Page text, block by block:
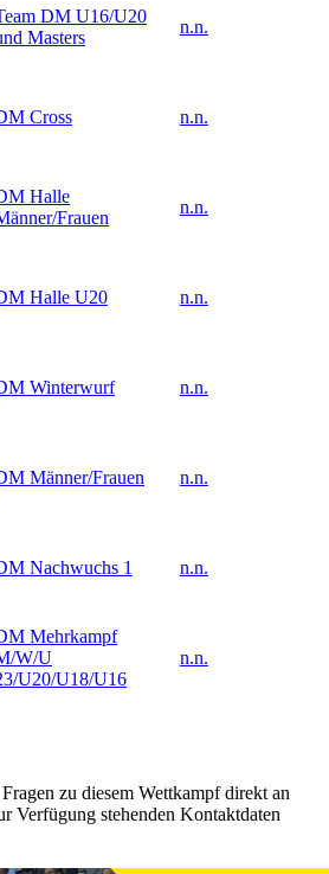
DM U16/U20
Masters
n.n.
Cross n.n.
Halle
Frauen
n.n.
Halle U20 n.n.
Winterwurf n.n.
Männer/Frauen n.n.
Nachwuchs 1 n.n.
Mehrkampf
W/U
U20/U18/U16
n.n.
zu diesem Wettkampf direkt an
Verfügung stehenden Kontaktdaten